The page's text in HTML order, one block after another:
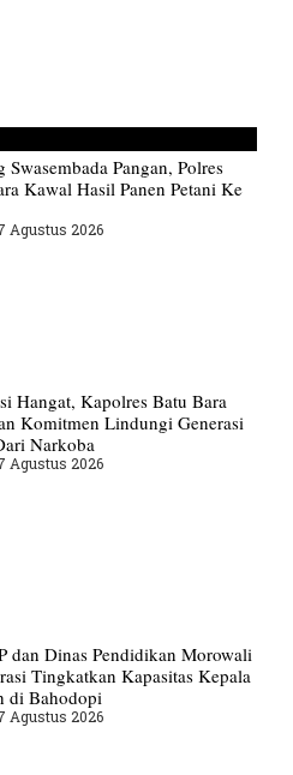
Swasembada Pangan, Polres
Kawal Hasil Panen Petani Ke
Agustus 2026
Hangat, Kapolres Batu Bara
Komitmen Lindungi Generasi
Narkoba
Agustus 2026
dan Dinas Pendidikan Morowali
Tingkatkan Kapasitas Kepala
di Bahodopi
Agustus 2026